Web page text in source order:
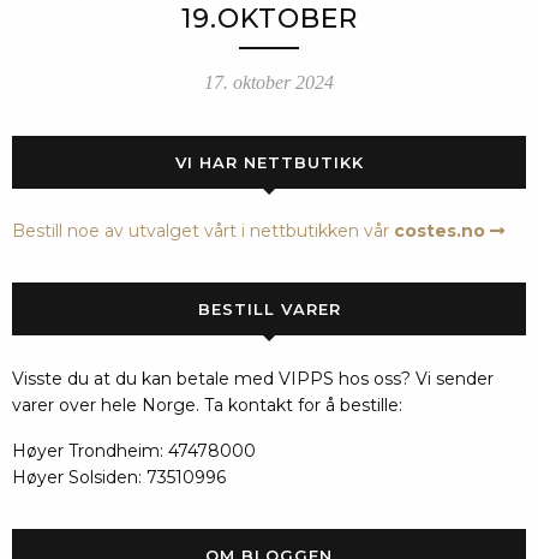
19.OKTOBER
17. oktober 2024
VI HAR NETTBUTIKK
Bestill noe av utvalget vårt i nettbutikken vår costes.no
BESTILL VARER
Visste du at du kan betale med VIPPS hos oss? Vi sender
varer over hele Norge. Ta kontakt for å bestille:
Høyer Trondheim: 47478000
Høyer Solsiden: 73510996
OM BLOGGEN